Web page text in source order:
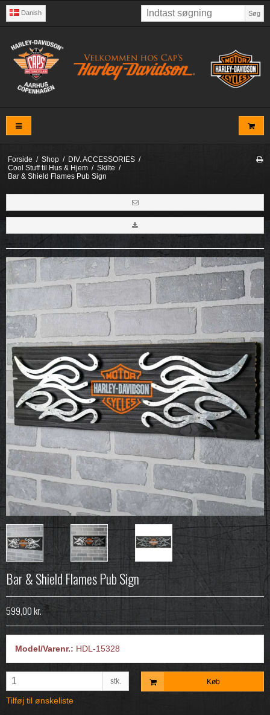
Danish Søg
Forside / Shop / DIV. ACCESSORIES /
Cool Stuff til Hus & Hjem / Skilte /
Bar & Shield Flames Pub Sign
Bar & Shield Flames Pub Sign
599,00 kr.
Model/Varenr.: HDL-15328
stk. Køb
Tilføj til ønskeliste